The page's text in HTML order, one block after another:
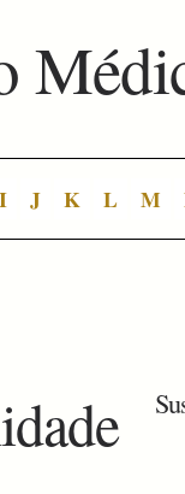
I J K L M